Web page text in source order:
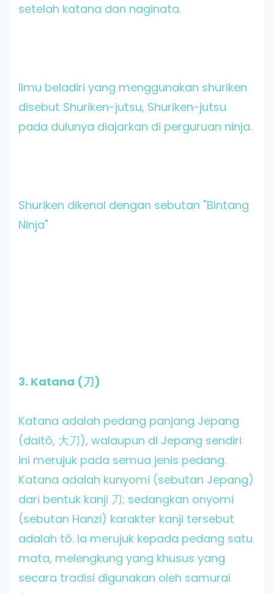
setelah katana dan naginata.
Ilmu beladiri yang menggunakan shuriken
disebut Shuriken-jutsu, Shuriken-jutsu
pada dulunya diajarkan di perguruan ninja.
Shuriken dikenal dengan sebutan "Bintang
Ninja"
3. Katana (刀)
Katana adalah pedang panjang Jepang
(daitō, 大刀), walaupun di Jepang sendiri
ini merujuk pada semua jenis pedang.
Katana adalah kunyomi (sebutan Jepang)
dari bentuk kanji 刀; sedangkan onyomi
(sebutan Hanzi) karakter kanji tersebut
adalah tō. Ia merujuk kepada pedang satu
mata, melengkung yang khusus yang
secara tradisi digunakan oleh samurai